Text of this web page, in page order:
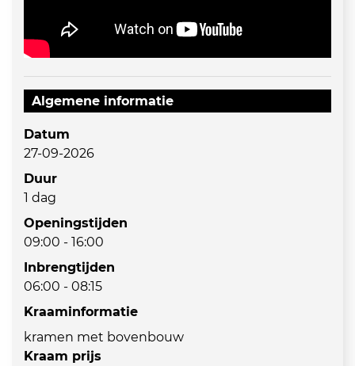
Algemene informatie
Datum
27-09-2026
Duur
1 dag
Openingstijden
09:00 - 16:00
Inbrengtijden
06:00 - 08:15
Kraaminformatie
kramen met bovenbouw
Kraam prijs